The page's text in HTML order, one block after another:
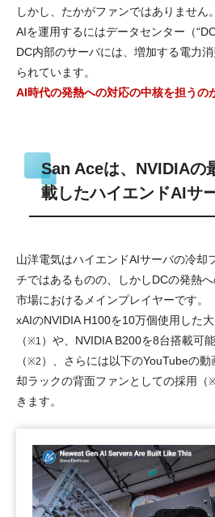
しかし、たかがファンではありません。
AIを運用するにはデータセンター（
DC内部のサーバには、増加する電力
られています。
AI時代の発熱への対応の中核を担うの
San Aceは、NVIDIAの
載したハイエンドAIサ
山洋電気はハイエンドAIサーバの冷却
チではあるものの、しかしDCの発熱
市場におけるメインプレイヤーです。
xAIのNVIDIA H100を10万個使用した
（※1 ）や、NVIDIA B200を8台搭載可
（※2 ）、さらには以下のYouTubeの
却ラックの背面ファンとしての採用（
きます。